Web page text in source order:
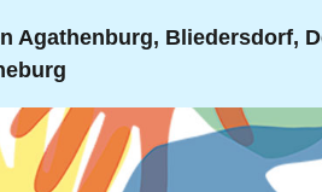
Agathenburg, Bliedersdorf,